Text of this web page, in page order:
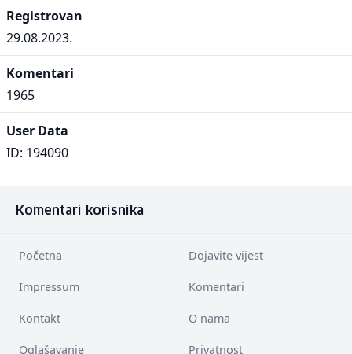
Registrovan
29.08.2023.
Komentari
1965
User Data
ID: 194090
Komentari korisnika
Početna Dojavite vijest
Impressum Komentari
Kontakt O nama
Oglašavanje Privatnost